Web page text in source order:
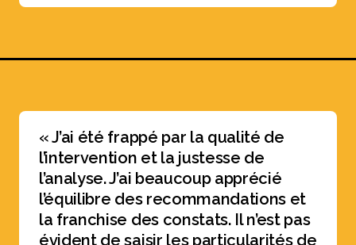
« J’ai été frappé par la qualité de
l’intervention et la justesse de
l’analyse. J’ai beaucoup apprécié
l’équilibre des recommandations et
la franchise des constats. Il n’est pas
évident de saisir les particularités de